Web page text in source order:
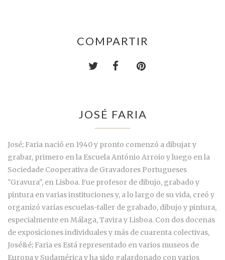
COMPARTIR
JOSÉ FARIA
José; Faria nació en 1940 y pronto comenzó a dibujar y
grabar, primero en la Escuela António Arroio y luego en la
Sociedade Cooperativa de Gravadores Portugueses
"Gravura", en Lisboa. Fue profesor de dibujo, grabado y
pintura en varias instituciones y, a lo largo de su vida, creó y
organizó varias escuelas-taller de grabado, dibujo y pintura,
especialmente en Málaga, Tavira y Lisboa. Con dos docenas
de exposiciones individuales y más de cuarenta colectivas,
José&é; Faria es Está representado en varios museos de
Europa y Sudamérica y ha sido galardonado con varios